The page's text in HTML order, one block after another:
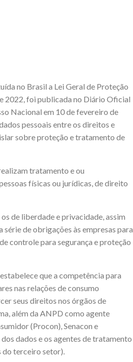
no Brasil a Lei Geral de Proteção
2022, foi publicada no Diário Oficial
Nacional em 10 de fevereiro de
pessoais entre os direitos e
sobre proteção e tratamento de
tratamento e ou
físicas ou jurídicas, de direito
de liberdade e privacidade, assim
de obrigações às empresas para
controle para segurança e proteção
que a competência para
nas relações de consumo
seus direitos nos órgãos de
além da ANPD como agente
(Procon), Senacon e
dados e os agentes de tratamento
terceiro setor).